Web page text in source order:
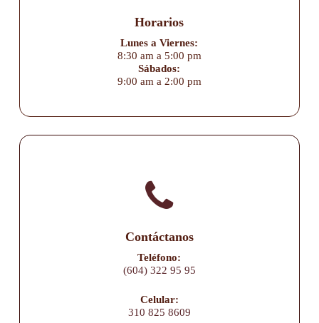
Horarios
Lunes a Viernes:
8:30 am a 5:00 pm
Sábados:
9:00 am a 2:00 pm
Contáctanos
Teléfono:
(604) 322 95 95
Celular:
310 825 8609